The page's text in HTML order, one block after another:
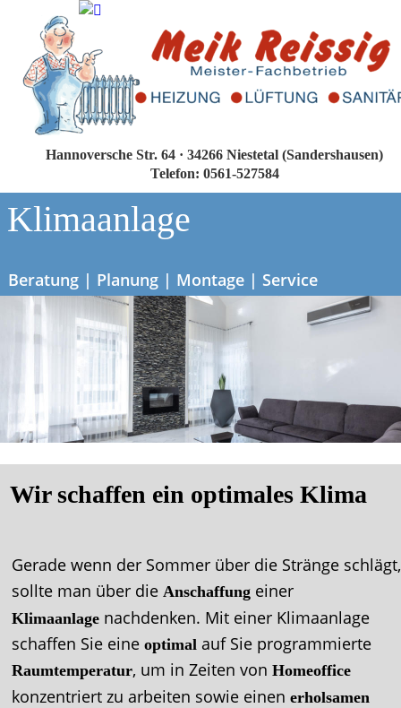
Hannoversche Str. 64 · 34266 Niestetal (Sandershausen)
Telefon: 0561-527584
Klimaanlage
Beratung | Planung | Montage | Service
Wir schaffen ein optimales Klima
Gerade wenn der Sommer über die Stränge
sollte man über die Anschaffung einer
Klimaanlage nachdenken. Mit einer Klimaanlage
schaffen Sie eine optimal auf Sie programmierte
Raumtemperatur, um in Zeiten von Homeoffice
konzentriert zu arbeiten sowie einen erholsamen